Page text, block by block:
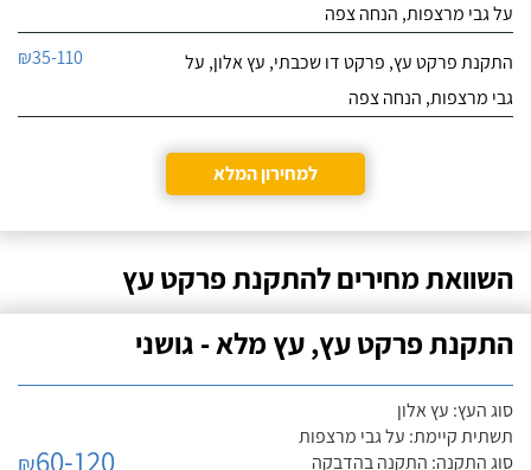
על גבי מרצפות, הנחה צפה
התקנת פרקט עץ, פרקט דו שכבתי, עץ אלון, על
גבי מרצפות, הנחה צפה
₪35-110
למחירון המלא
השוואת מחירים להתקנת פרקט עץ
התקנת פרקט עץ, עץ מלא - גושני
סוג העץ: עץ אלון
תשתית קיימת: על גבי מרצפות
סוג התקנה: התקנה בהדבקה
60-120